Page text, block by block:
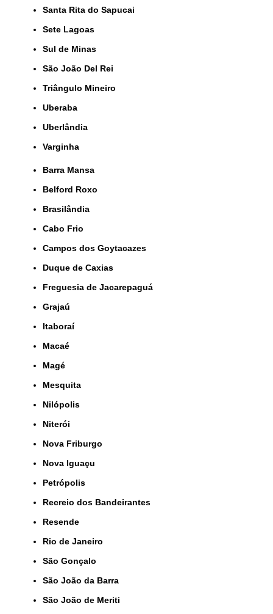
Santa Rita do Sapucai
Sete Lagoas
Sul de Minas
São João Del Rei
Triângulo Mineiro
Uberaba
Uberlândia
Varginha
Barra Mansa
Belford Roxo
Brasilândia
Cabo Frio
Campos dos Goytacazes
Duque de Caxias
Freguesia de Jacarepaguá
Grajaú
Itaboraí
Macaé
Magé
Mesquita
Nilópolis
Niterói
Nova Friburgo
Nova Iguaçu
Petrópolis
Recreio dos Bandeirantes
Resende
Rio de Janeiro
São Gonçalo
São João da Barra
São João de Meriti